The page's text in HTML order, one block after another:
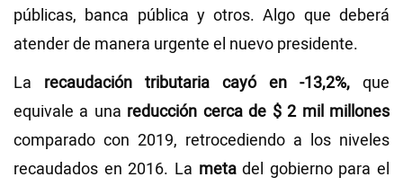
públicas, banca pública y otros. Algo que deberá
atender de manera urgente el nuevo presidente.
La recaudación tributaria cayó en -13,2%, que
equivale a una reducción cerca de $ 2 mil millones
comparado con 2019, retrocediendo a los niveles
recaudados en 2016. La metadel gobierno para el